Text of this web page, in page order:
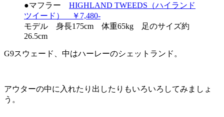
●マフラー HIGHLAND TWEEDS（ハイランド
ツイード） ￥7,480-
モデル 身長175cm 体重65kg 足のサイズ約
26.5cm
G9スウェード、中はハーレーのシェットランド。
アウターの中に入れたり出したりもいろいろしてみましょ
う。